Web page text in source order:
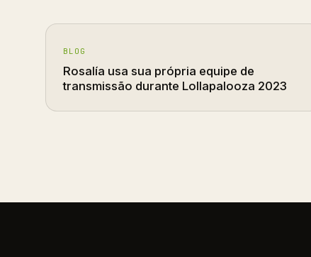
BLOG
Rosalía usa sua própria equipe de
transmissão durante Lollapalooza 2023